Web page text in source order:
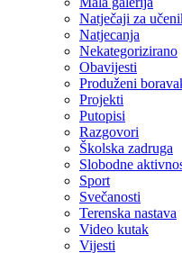
Natječaji za
Natjecanja
Nekategorizirano
Obavijesti
Produženi
Projekti
Putopisi
Razgovori
Školska zadruga
Slobodne
Sport
Svečanosti
Terenska nastava
Video kutak
Vijesti